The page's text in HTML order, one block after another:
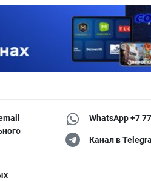
WhatsApp +7
Канал в